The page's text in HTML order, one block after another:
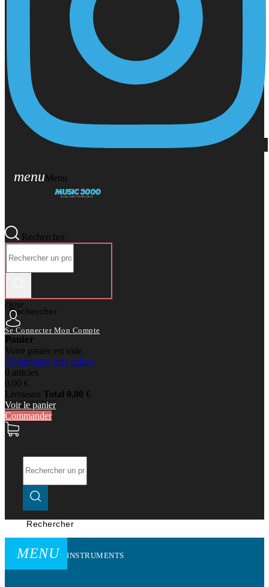
menuMenu
Rechercher
Rechercher
close
Se Connecter Mon Compte
Panier
Votre panier est vide.
Commencer mes achats
0 articles
0,00 €
Livraison Total 0,00 €
Voir le panier
Commander
Rechercher
MENU INSTRUMENTS